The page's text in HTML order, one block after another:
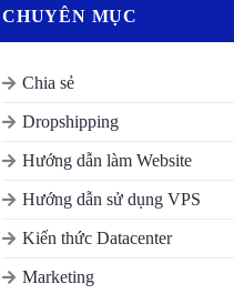
CHUYÊN MỤC
Chia sẻ
Dropshipping
Hướng dẫn làm Website
Hướng dẫn sử dụng VPS
Kiến thức Datacenter
Marketing